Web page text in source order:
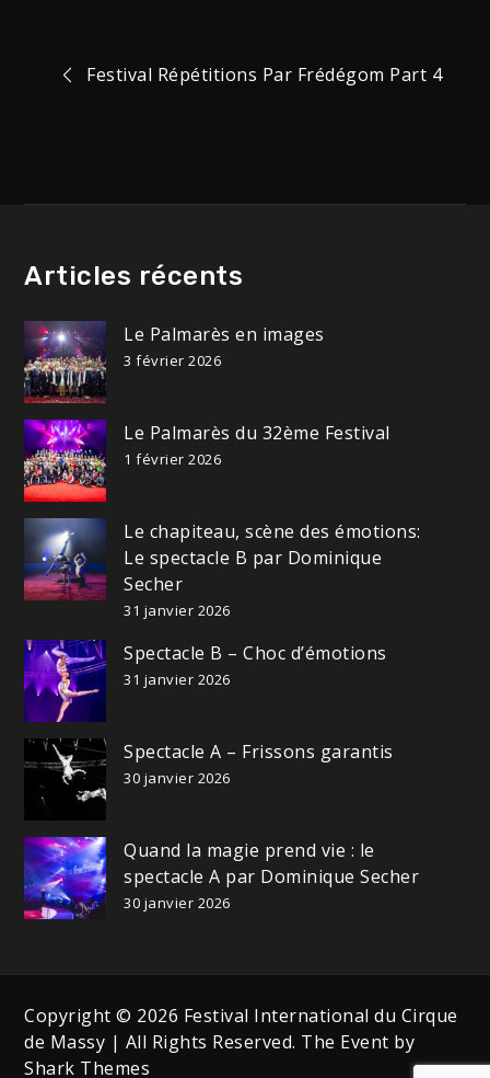
Navigation
l’article
Festival Répétitions Par Frédégom Part 4
Articles récents
Le Palmarès en images
3 février 2026
Le Palmarès du 32ème Festival
1 février 2026
Le chapiteau, scène des émotions:
Le spectacle B par Dominique
Secher
31 janvier 2026
Spectacle B – Choc d’émotions
31 janvier 2026
Spectacle A – Frissons garantis
30 janvier 2026
Quand la magie prend vie : le
spectacle A par Dominique Secher
30 janvier 2026
Copyright © 2026 Festival International du Cirque
de Massy | All Rights Reserved. The Event by
Shark Themes